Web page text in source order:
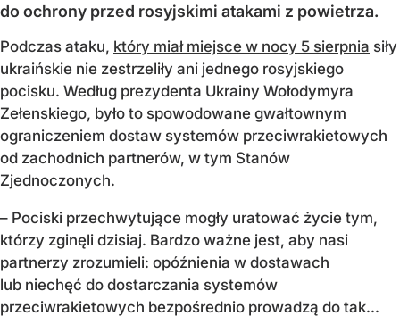
do ochrony przed rosyjskimi atakami z powietrza.
Podczas ataku, który miał miejsce w nocy 5 sierpnia siły
ukraińskie nie zestrzeliły ani jednego rosyjskiego
pocisku. Według prezydenta Ukrainy Wołodymyra
Zełenskiego, było to spowodowane gwałtownym
ograniczeniem dostaw systemów przeciwrakietowych
od zachodnich partnerów, w tym Stanów
Zjednoczonych.
– Pociski przechwytujące mogły uratować życie tym,
którzy zginęli dzisiaj. Bardzo ważne jest, aby nasi
partnerzy zrozumieli: opóźnienia w dostawach
lub niechęć do dostarczania systemów
przeciwrakietowych bezpośrednio prowadzą do tak...